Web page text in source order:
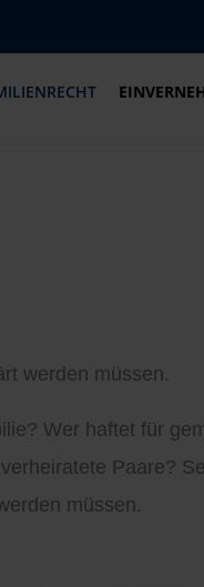
werden müssen.
Wer haftet für
Paare?
müssen.